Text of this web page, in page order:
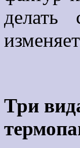
делать
Три